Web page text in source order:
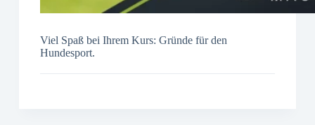
Viel Spaß bei Ihrem Kurs: Gründe für den
Hundesport.